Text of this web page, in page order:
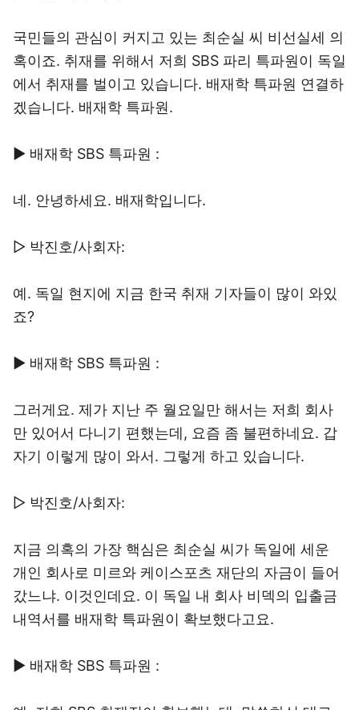
국민들의 관심이 커지고 있는 최순실 씨 비선실세 의
혹이죠. 취재를 위해서 저희 SBS 파리 특파원이 독일
에서 취재를 벌이고 있습니다. 배재학 특파원 연결하
겠습니다. 배재학 특파원.
▶ 배재학 SBS 특파원 :
네. 안녕하세요. 배재학입니다.
▷ 박진호/사회자:
예. 독일 현지에 지금 한국 취재 기자들이 많이 와있
죠?
▶ 배재학 SBS 특파원 :
그러게요. 제가 지난 주 월요일만 해서는 저희 회사
만 있어서 다니기 편했는데, 요즘 좀 불편하네요. 갑
자기 이렇게 많이 와서. 그렇게 하고 있습니다.
▷ 박진호/사회자:
지금 의혹의 가장 핵심은 최순실 씨가 독일에 세운
개인 회사로 미르와 케이스포츠 재단의 자금이 들어
갔느냐. 이것인데요. 이 독일 내 회사 비덱의 입출금
내역서를 배재학 특파원이 확보했다고요.
▶ 배재학 SBS 특파원 :